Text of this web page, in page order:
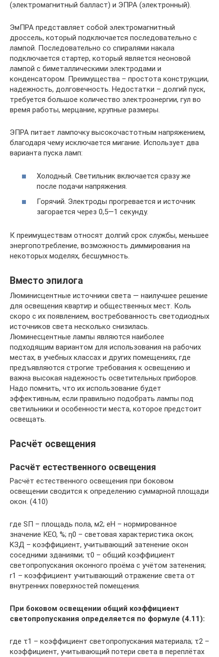
(электромагнитный балласт) и ЭПРА (электронный).
ЭмПРА представляет собой электромагнитный
дроссель, который подключается последовательно с
лампой. Последовательно со спиралями накала
подключается стартер, который является неоновой
лампой с биметаллическими электродами и
конденсатором. Преимущества – простота конструкции,
надежность, долговечность. Недостатки – долгий пуск,
требуется большое количество электроэнергии, гул во
время работы, мерцание, крупные размеры.
ЭПРА питает лампочку высокочастотным напряжением,
благодаря чему исключается мигание. Использует два
варианта пуска ламп:
Холодный. Светильник включается сразу же
после подачи напряжения.
Горячий. Электроды прогревается и источник
загорается через 0,5—1 секунду.
К преимуществам относят долгий срок службы, меньшее
энергопотребление, возможность диммирования на
некоторых моделях, бесшумность.
Вместо эпилога
Люминисцентные источники света — наилучшее решение
для освещения квартир и общественных мест. Коль
скоро с их появлением, востребованность светодиодных
источников света несколько снизилась.
Люминесцентные лампы являются наиболее
подходящим вариантом для использования на рабочих
местах, в учебных классах и других помещениях, где
предъявляются строгие требования к освещению и
важна высокая надежность осветительных приборов.
Надо помнить, что их использование будет
эффективным, если правильно подобрать лампы под
светильники и особенности места, которое предстоит
освещать.
Расчёт освещения
Расчёт естественного освещения
Расчёт естественного освещения при боковом
освещении сводится к определению суммарной площади
окон. (4.10)
где SП – площадь пола, м2; eН – нормированное
значение КЕО, %; η0 – световая характеристика окон;
KЗД – коэффициент, учитывающий затенение окон
соседними зданиями; τ0 – общий коэффициент
светопропускания оконного проёма с учётом затенения;
r1 – коэффициент учитывающий отражение света от
внутренних поверхностей помещения.
При боковом освещении общий коэффициент
светопропускания определяется по формуле (4.11):
где τ1 – коэффициент светопропускания материала; τ2 –
коэффициент, учитывающий потери света в переплётах